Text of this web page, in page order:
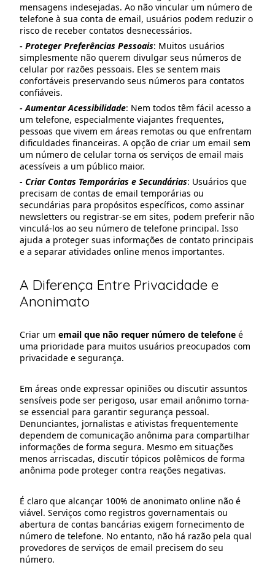
mensagens indesejadas. Ao não vincular um número de
telefone à sua conta de email, usuários podem reduzir o
risco de receber contatos desnecessários.
- Proteger Preferências Pessoais: Muitos usuários
simplesmente não querem divulgar seus números de
celular por razões pessoais. Eles se sentem mais
confortáveis preservando seus números para contatos
confiáveis.
- Aumentar Acessibilidade: Nem todos têm fácil acesso a
um telefone, especialmente viajantes frequentes,
pessoas que vivem em áreas remotas ou que enfrentam
dificuldades financeiras. A opção de criar um email sem
um número de celular torna os serviços de email mais
acessíveis a um público maior.
- Criar Contas Temporárias e Secundárias: Usuários que
precisam de contas de email temporárias ou
secundárias para propósitos específicos, como assinar
newsletters ou registrar-se em sites, podem preferir não
vinculá-los ao seu número de telefone principal. Isso
ajuda a proteger suas informações de contato principais
e a separar atividades online menos importantes.
A Diferença Entre Privacidade e
Anonimato
Criar um email que não requer número de telefoneé
uma prioridade para muitos usuários preocupados com
privacidade e segurança.
Em áreas onde expressar opiniões ou discutir assuntos
sensíveis pode ser perigoso, usar email anônimo torna-
se essencial para garantir segurança pessoal.
Denunciantes, jornalistas e ativistas frequentemente
dependem de comunicação anônima para compartilhar
informações de forma segura. Mesmo em situações
menos arriscadas, discutir tópicos polêmicos de forma
anônima pode proteger contra reações negativas.
É claro que alcançar 100% de anonimato online não é
viável. Serviços como registros governamentais ou
abertura de contas bancárias exigem fornecimento de
número de telefone. No entanto, não há razão pela qual
provedores de serviços de email precisem do seu
número.